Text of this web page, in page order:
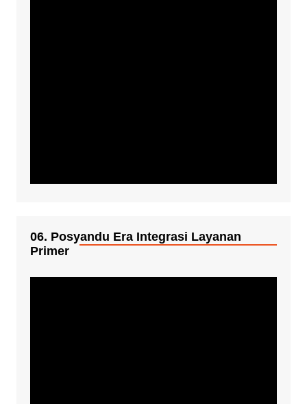
06. Posyandu Era Integrasi Layanan
Primer